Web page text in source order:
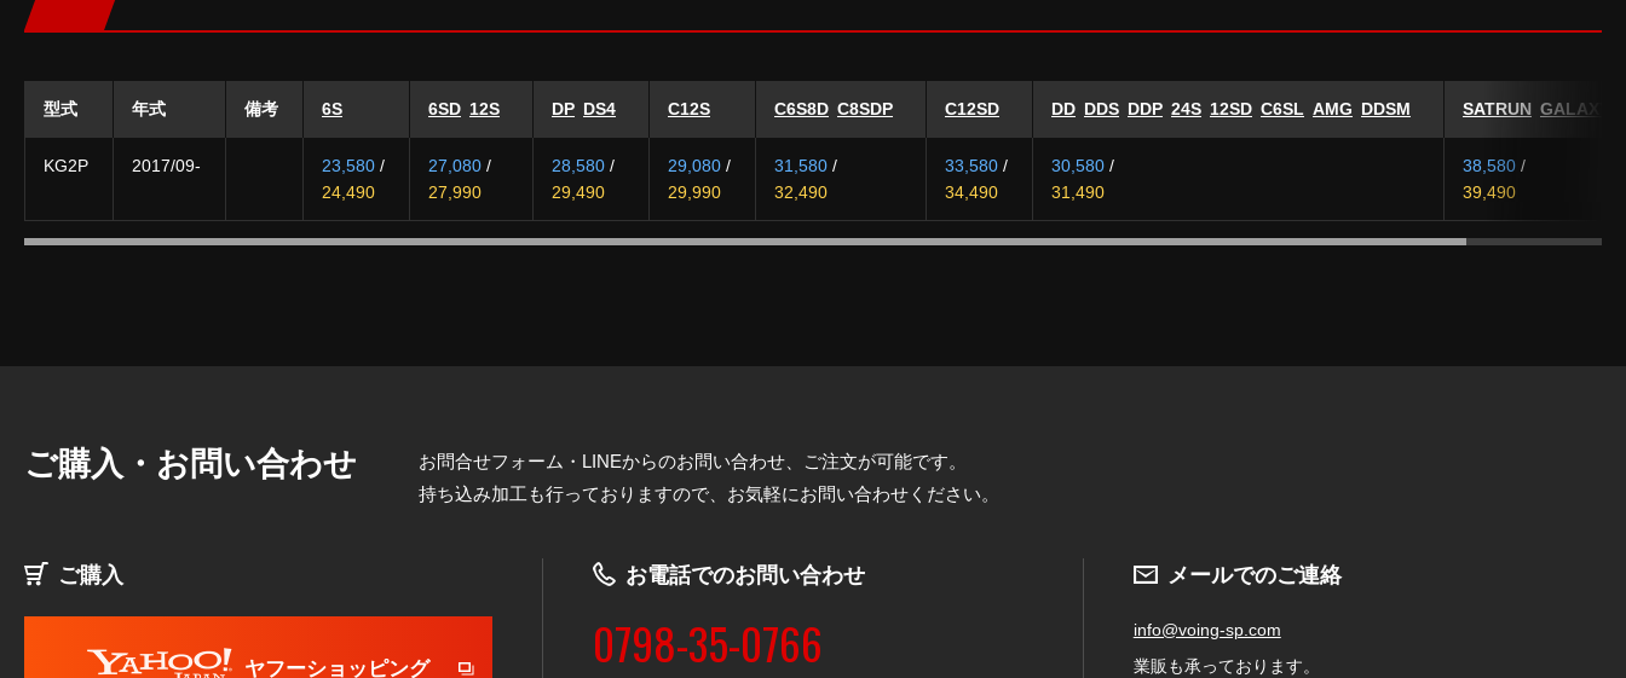
型式 年式 備考 6S 6SD 12S DP DS4 C12S C6S8D C8SDP C12SD DD DDS DDP 24S 12SD C6SL AMG DDSM SATRUN GALAXY
KG2P 2017/09- 23,580 /
24,490
27,080 /
27,990
28,580 /
29,490
29,080 /
29,990
31,580 /
32,490
33,580 /
34,490
30,580 /
31,490
38,580 /
39,490
ご購入・お問い合わせ
お問合せフォーム・LINEからのお問い合わせ、ご注文が可能です。
持ち込み加工も行っておりますので、お気軽にお問い合わせください。
ご購入
ヤフーショッピング
お電話でのお問い合わせ
0798-35-0766
メールでのご連絡
info@voing-sp.com
業販も承っております。